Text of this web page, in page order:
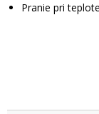
Pranie pri